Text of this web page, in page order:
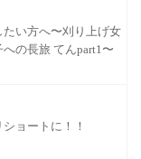
い方へ〜刈り上げ女
の長旅 てんpart1〜
ョートに！！